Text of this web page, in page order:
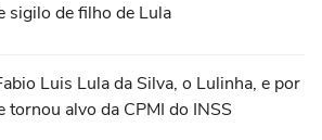
sigilo de filho de Lula
Luis Lula da Silva, o Lulinha, e por
tornou alvo da CPMI do INSS